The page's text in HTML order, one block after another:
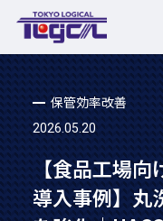
保管効率改善
2026.05.20
【食品工場
導入事例】丸